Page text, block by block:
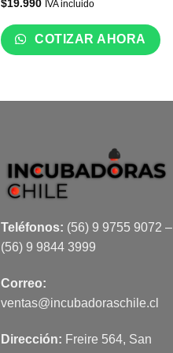
$19.990 IVA incluido
COTIZAR AHORA
Teléfonos: (56) 9 9755 9072 –
(56) 9 9844 3999
Correo:
ventas@incubadoraschile.cl
Dirección: Freire 564, San